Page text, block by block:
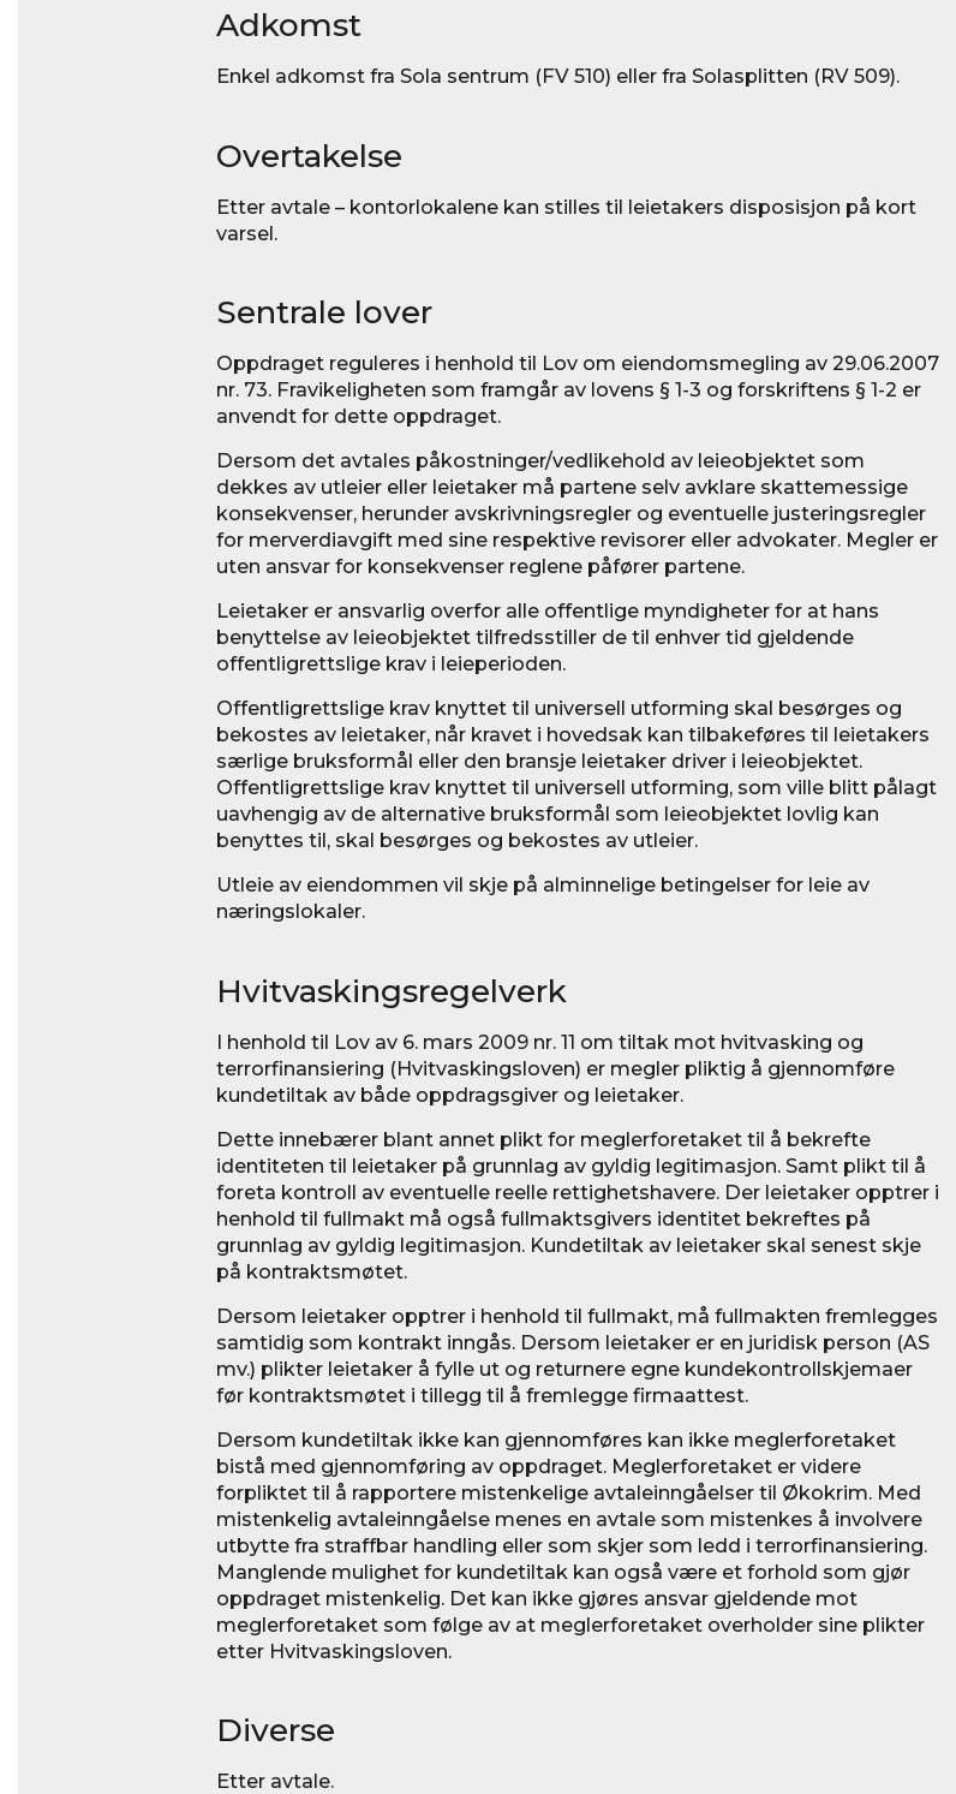
Adkomst
Enkel adkomst fra Sola sentrum (FV 510) eller fra Solasplitten (RV 509).
Overtakelse
Etter avtale – kontorlokalene kan stilles til leietakers disposisjon på kort
varsel.
Sentrale lover
Oppdraget reguleres i henhold til Lov om eiendomsmegling av 29.06.2007
nr. 73. Fravikeligheten som framgår av lovens § 1-3 og forskriftens § 1-2 er
anvendt for dette oppdraget.
Dersom det avtales påkostninger/vedlikehold av leieobjektet som
dekkes av utleier eller leietaker må partene selv avklare skattemessige
konsekvenser, herunder avskrivningsregler og eventuelle justeringsregler
for merverdiavgift med sine respektive revisorer eller advokater. Megler er
uten ansvar for konsekvenser reglene påfører partene.
Leietaker er ansvarlig overfor alle offentlige myndigheter for at hans
benyttelse av leieobjektet tilfredsstiller de til enhver tid gjeldende
offentligrettslige krav i leieperioden.
Offentligrettslige krav knyttet til universell utforming skal besørges og
bekostes av leietaker, når kravet i hovedsak kan tilbakeføres til leietakers
særlige bruksformål eller den bransje leietaker driver i leieobjektet.
Offentligrettslige krav knyttet til universell utforming, som ville blitt pålagt
uavhengig av de alternative bruksformål som leieobjektet lovlig kan
benyttes til, skal besørges og bekostes av utleier.
Utleie av eiendommen vil skje på alminnelige betingelser for leie av
næringslokaler.
Hvitvaskingsregelverk
I henhold til Lov av 6. mars 2009 nr. 11 om tiltak mot hvitvasking og
terrorfinansiering (Hvitvaskingsloven) er megler pliktig å gjennomføre
kundetiltak av både oppdragsgiver og leietaker.
Dette innebærer blant annet plikt for meglerforetaket til å bekrefte
identiteten til leietaker på grunnlag av gyldig legitimasjon. Samt plikt til å
foreta kontroll av eventuelle reelle rettighetshavere. Der leietaker opptrer i
henhold til fullmakt må også fullmaktsgivers identitet bekreftes på
grunnlag av gyldig legitimasjon. Kundetiltak av leietaker skal senest skje
på kontraktsmøtet.
Dersom leietaker opptrer i henhold til fullmakt, må fullmakten fremlegges
samtidig som kontrakt inngås. Dersom leietaker er en juridisk person (AS
mv.) plikter leietaker å fylle ut og returnere egne kundekontrollskjemaer
før kontraktsmøtet i tillegg til å fremlegge firmaattest.
Dersom kundetiltak ikke kan gjennomføres kan ikke meglerforetaket
bistå med gjennomføring av oppdraget. Meglerforetaket er videre
forpliktet til å rapportere mistenkelige avtaleinngåelser til Økokrim. Med
mistenkelig avtaleinngåelse menes en avtale som mistenkes å involvere
utbytte fra straffbar handling eller som skjer som ledd i terrorfinansiering.
Manglende mulighet for kundetiltak kan også være et forhold som gjør
oppdraget mistenkelig. Det kan ikke gjøres ansvar gjeldende mot
meglerforetaket som følge av at meglerforetaket overholder sine plikter
etter Hvitvaskingsloven.
Diverse
Etter avtale.